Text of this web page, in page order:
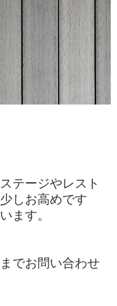
テージやレスト
しお高めです
ます。
でお問い合わせ